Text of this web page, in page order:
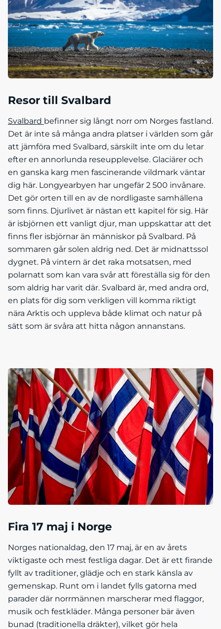
Resor till Svalbard
Svalbard befinner sig långt norr om Norges fastland.
Det är inte så många andra platser i världen som går
att jämföra med Svalbard, särskilt inte om du letar
efter en annorlunda reseupplevelse. Glaciärer och
en ganska karg men fascinerande vildmark väntar
dig här. Longyearbyen har ungefär 2 500 invånare.
Det gör orten till en av de nordligaste samhällena
som finns. Djurlivet är nästan ett kapitel för sig. Här
är isbjörnen ett vanligt djur, man uppskattar att det
finns fler isbjörnar än människor på Svalbard. På
sommaren går solen aldrig ned. Det är midnattssol
dygnet. På vintern är det raka motsatsen, med
polarnatt som kan vara svår att föreställa sig för den
som aldrig har varit där. Svalbard är, med andra ord,
en plats för dig som verkligen vill komma riktigt
nära Arktis och uppleva både klimat och natur på
sätt som är svåra att hitta någon annanstans.
Fira 17 maj i Norge
Norges nationaldag, den 17 maj, är en av årets
viktigaste och mest festliga dagar. Det är ett firande
fyllt av traditioner, glädje och en stark känsla av
gemenskap. Runt om i landet fylls gatorna med
parader där norrmännen marscherar med flaggor,
musik och festkläder. Många personer bär även
bunad (traditionella dräkter), vilket gör hela